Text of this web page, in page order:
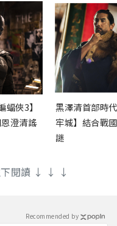
俠3】
澄清謠
黑澤清首部時
牢城】結合戰
謎
閱讀 ↓ ↓ ↓
Recommended by